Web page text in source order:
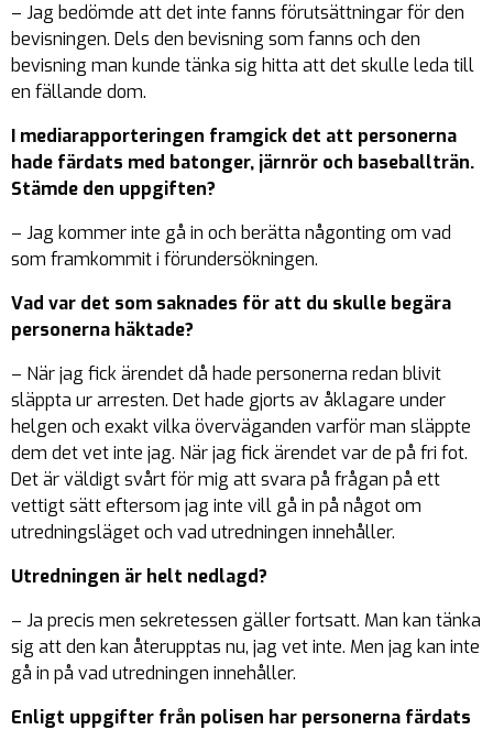
– Jag bedömde att det inte fanns förutsättningar för den
bevisningen. Dels den bevisning som fanns och den
bevisning man kunde tänka sig hitta att det skulle leda till
en fällande dom.
I mediarapporteringen framgick det att personerna
hade färdats med batonger, järnrör och baseballträn.
Stämde den uppgiften?
– Jag kommer inte gå in och berätta någonting om vad
som framkommit i förundersökningen.
Vad var det som saknades för att du skulle begära
personerna häktade?
– När jag fick ärendet då hade personerna redan blivit
släppta ur arresten. Det hade gjorts av åklagare under
helgen och exakt vilka överväganden varför man släppte
dem det vet inte jag. När jag fick ärendet var de på fri fot.
Det är väldigt svårt för mig att svara på frågan på ett
vettigt sätt eftersom jag inte vill gå in på något om
utredningsläget och vad utredningen innehåller.
Utredningen är helt nedlagd?
– Ja precis men sekretessen gäller fortsatt. Man kan tänka
sig att den kan återupptas nu, jag vet inte. Men jag kan inte
gå in på vad utredningen innehåller.
Enligt uppgifter från polisen har personerna färdats